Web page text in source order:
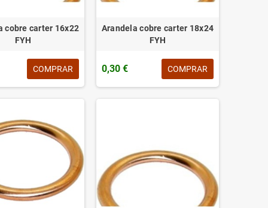
cobre carter 16x22
FYH
COMPRAR
Arandela cobre carter 18x24
FYH
0,30 € COMPRAR